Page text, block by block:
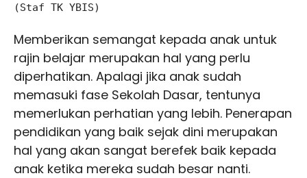
(Staf TK YBIS)
Memberikan semangat kepada anak untuk
rajin belajar merupakan hal yang perlu
diperhatikan. Apalagi jika anak sudah
memasuki fase Sekolah Dasar, tentunya
memerlukan perhatian yang lebih. Penerapan
pendidikan yang baik sejak dini merupakan
hal yang akan sangat berefek baik kepada
anak ketika mereka sudah besar nanti.